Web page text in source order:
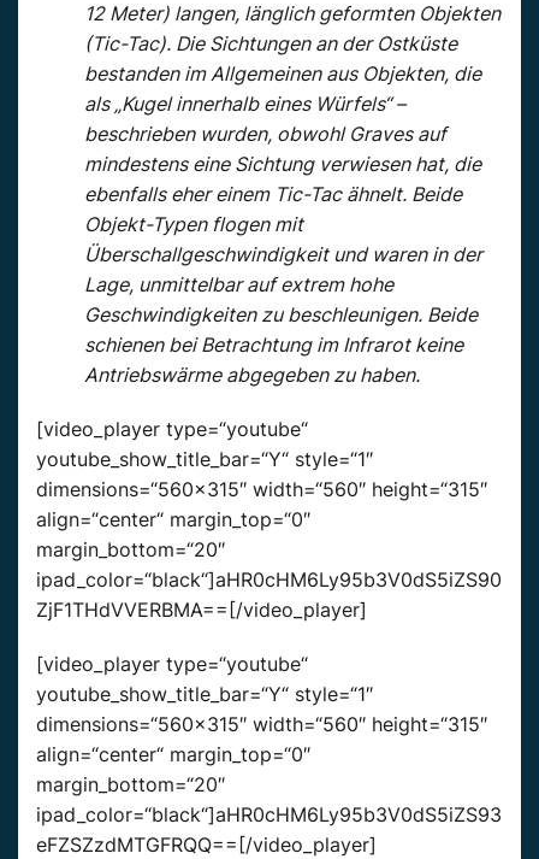
12 Meter) langen, länglich geformten Objekten
(Tic-Tac). Die Sichtungen an der Ostküste
bestanden im Allgemeinen aus Objekten, die
als „Kugel innerhalb eines Würfels“ –
beschrieben wurden, obwohl Graves auf
mindestens eine Sichtung verwiesen hat, die
ebenfalls eher einem Tic-Tac ähnelt. Beide
Objekt-Typen flogen mit
Überschallgeschwindigkeit und waren in der
Lage, unmittelbar auf extrem hohe
Geschwindigkeiten zu beschleunigen. Beide
schienen bei Betrachtung im Infrarot keine
Antriebswärme abgegeben zu haben.
[video_player type=“youtube“
youtube_show_title_bar=“Y“ style=“1″
dimensions=“560×315″ width=“560″ height=“315″
align=“center“ margin_top=“0″
margin_bottom=“20″
ipad_color=“black“]aHR0cHM6Ly95b3V0dS5iZS90
ZjF1THdVVERBMA==[/video_player]
[video_player type=“youtube“
youtube_show_title_bar=“Y“ style=“1″
dimensions=“560×315″ width=“560″ height=“315″
align=“center“ margin_top=“0″
margin_bottom=“20″
ipad_color=“black“]aHR0cHM6Ly95b3V0dS5iZS93
eFZSZzdMTGFRQQ==[/video_player]